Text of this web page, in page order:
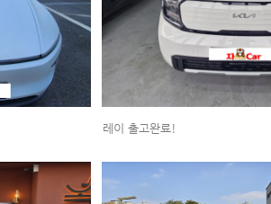
레이 출고완료!